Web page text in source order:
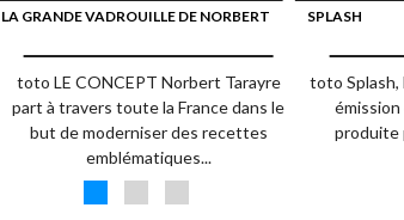
LA GRANDE VADROUILLE DE NORBERT
toto LE CONCEPT Norbert Tarayre
part à travers toute la France dans le
but de moderniser des recettes
emblématiques...
SPLASH
toto Splash,
produite